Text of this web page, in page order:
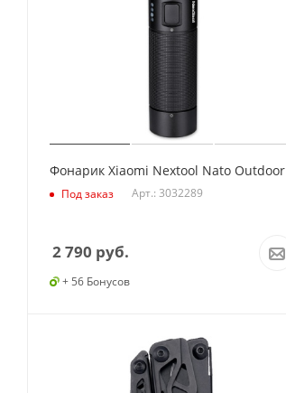
Фонарик Xiaomi Nextool Nato Outdoor
Под заказ Арт.: 3032289
2 790 руб.
+ 56 Бонусов